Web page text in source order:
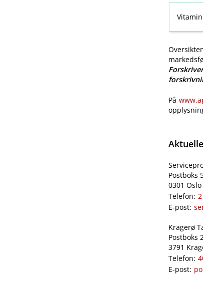
På
Postboks
0301 Oslo
Telefon:
E-post:
Kragerø
Postboks
3791
Telefon:
E-post: